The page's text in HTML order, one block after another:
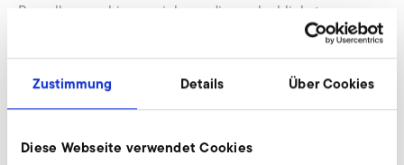
Zustimmung Details Über Cookies
Diese Webseite verwendet Cookies
Propellermaschinen zeichnen die unglaublichsten
Figuren in Form von Kondensstreifen in den Himmel, wenn
sie entlang des vorgeschriebenen Racetracks fliegen. Mit
bis zu 400 km/h und Beschleunigungskräften bis 11 g
abgesteckt ist.